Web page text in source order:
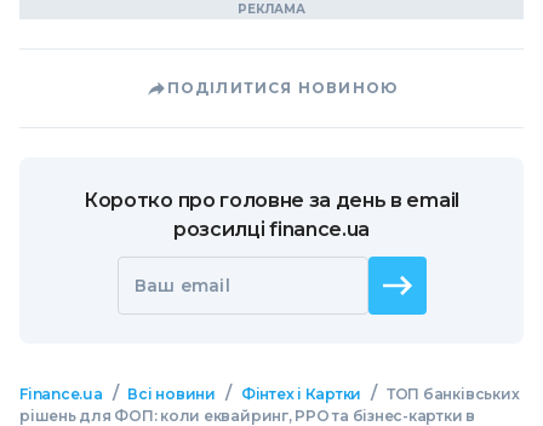
ПОДІЛИТИСЯ НОВИНОЮ
Коротко про головне за день в email
розсилці finance.ua
Ваш email
Finance.ua / Всі новини / Фінтех і Картки / ТОП банківських
рішень для ФОП: коли еквайринг, РРО та бізнес-картки в